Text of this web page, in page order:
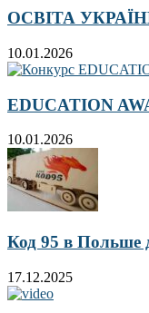
ОСВІТА УКРАЇНИ
10.01.2026
EDUCATION
10.01.2026
Код 95 в Польше
17.12.2025